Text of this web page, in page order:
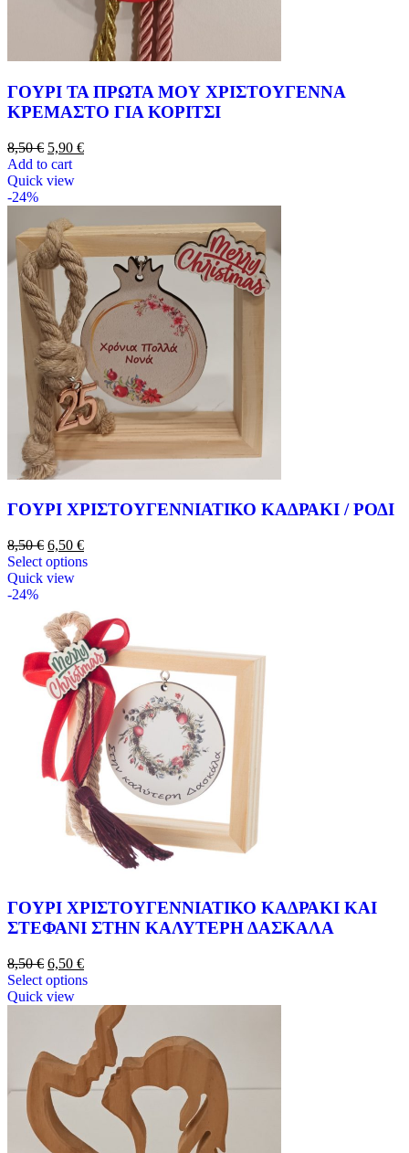
ΓΟΥΡΙ ΤΑ ΠΡΩΤΑ ΜΟΥ ΧΡΙΣΤΟΥΓΕΝΝΑ
ΚΡΕΜΑΣΤΟ ΓΙΑ ΚΟΡΙΤΣΙ
8,50€ 5,90 €
Add to cart
Quick view
-24%
ΓΟΥΡΙ ΧΡΙΣΤΟΥΓΕΝΝΙΑΤΙΚΟ ΚΑΔΡΑΚΙ / ΡΟΔΙ
8,50€ 6,50 €
Select options
Quick view
-24%
ΓΟΥΡΙ ΧΡΙΣΤΟΥΓΕΝΝΙΑΤΙΚΟ ΚΑΔΡΑΚΙ ΚΑΙ
ΣΤΕΦΑΝΙ ΣΤΗΝ ΚΑΛΥΤΕΡΗ ΔΑΣΚΑΛΑ
8,50€ 6,50 €
Select options
Quick view